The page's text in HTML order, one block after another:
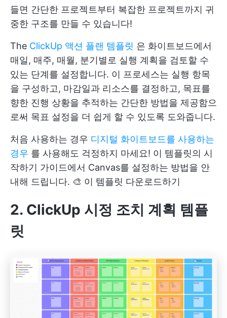
들면 간단한 프로젝트부터 복잡한 프로젝트까지 귀
중한 구조를 만들 수 있습니다!
The ClickUp 액션 플랜 템플릿 은 화이트보드에서
매일, 매주, 매월, 분기별로 실행 계획을 검토할 수
있는 단계를 설정합니다. 이 프로세스는 실행 항목
을 구성하고, 마감일과 리소스를 결정하고, 목표를
향한 진행 상황을 추적하는 간단한 방법을 제공함으
로써 목표 설정을 더 쉽게 할 수 있도록 도와줍니다.
처음 사용하는 경우 디지털 화이트보드를 사용하는
경우 를 사용해도 걱정하지 마세요! 이 템플릿의 시
작하기 가이드에서 Canvas를 설정하는 방법을 안
내해 드립니다. 🎨 이 템플릿 다운로드하기
2. ClickUp 시정 조치 계획 템플
릿